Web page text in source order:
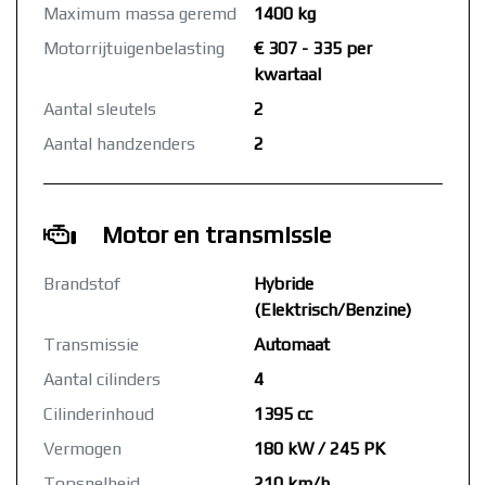
Maximum massa geremd
1400 kg
Motorrijtuigenbelasting
€ 307 - 335 per
kwartaal
Aantal sleutels
2
Aantal handzenders
2
Motor en transmissie
Brandstof
Hybride
(Elektrisch/Benzine)
Transmissie
Automaat
Aantal cilinders
4
Cilinderinhoud
1395 cc
Vermogen
180 kW / 245 PK